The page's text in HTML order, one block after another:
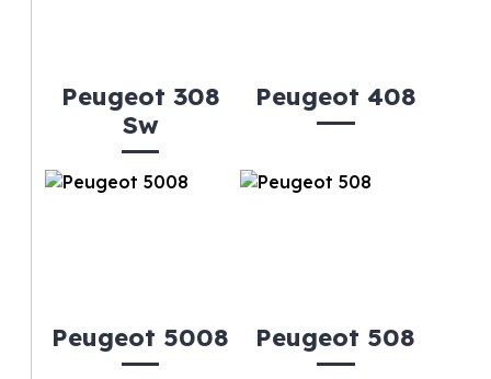
Peugeot 308
Sw
Peugeot 408
Peugeot 5008 Peugeot 508